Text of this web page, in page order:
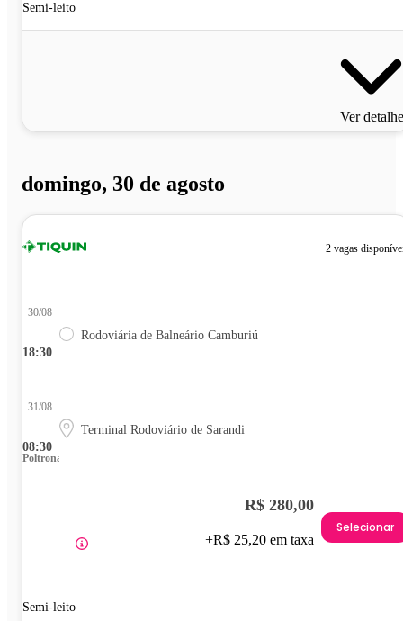
Semi-leito
Ver
domingo, 30 de agosto
2 vagas
18:30
30/08
Rodoviária de Balneário Camburiú
08:30
31/08
Terminal Rodoviário de Sarandi
Poltrona
Semi-leito
R$ 280,00
+R$ 25,20 em taxa
Selecionar